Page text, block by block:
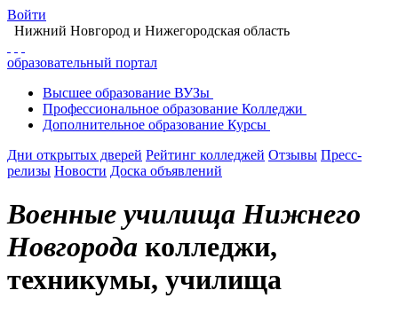
Войти
Нижний Новгород и Нижегородская область
образовательный портал
Высшее образование ВУЗы
Профессиональное образование Колледжи
Дополнительное образование Курсы
Дни открытых дверей Рейтинг колледжей Отзывы Пресс-
релизы Новости Доска объявлений
Военные училища Нижнего
Новгорода колледжи,
техникумы, училища